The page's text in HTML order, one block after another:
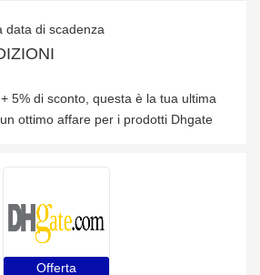
data di scadenza
5% di sconto, questa è la tua ultima
ottimo affare per i prodotti Dhgate
Offerta